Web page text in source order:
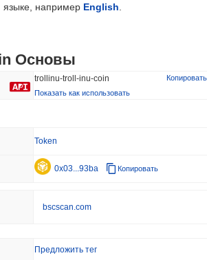
языке, например English
Основы
trollinu-troll-inu-coin
Копировать
Показать как использовать
Token
0x03...93ba Копировать
bscscan.com
Предложить тег